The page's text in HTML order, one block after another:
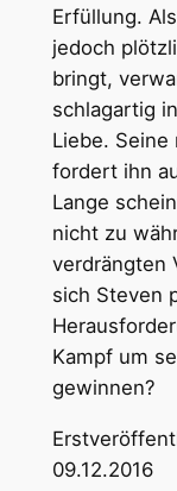
Erfüllung.
jedoch
bringt,
schlagartig
Liebe.
fordert ihn
Lange
nicht zu
verdrängten
sich Steven
Kampf um
gewinnen?
09.12.2016